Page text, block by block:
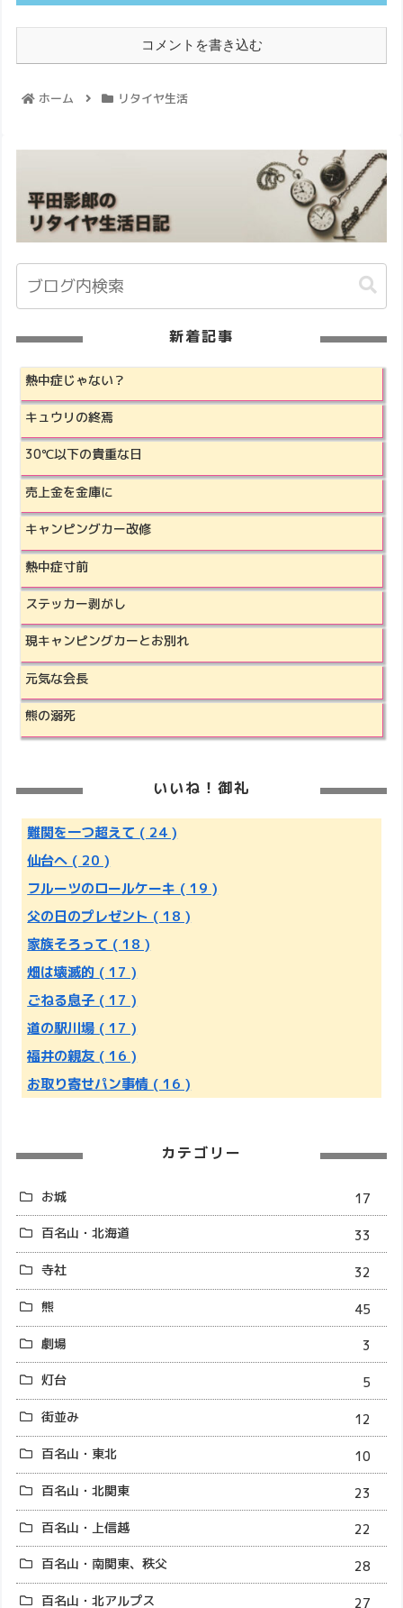
コメントを書き込む
ホーム リタイヤ生活
新着記事
熱中症じゃない？
キュウリの終焉
30℃以下の貴重な日
売上金を金庫に
キャンピングカー改修
熱中症寸前
ステッカー剥がし
現キャンピングカーとお別れ
元気な会長
熊の溺死
いいね！御礼
難関を一つ超えて ( 24 )
仙台へ ( 20 )
フルーツのロールケーキ ( 19 )
父の日のプレゼント ( 18 )
家族そろって ( 18 )
畑は壊滅的 ( 17 )
ごねる息子 ( 17 )
道の駅川場 ( 17 )
福井の親友 ( 16 )
お取り寄せパン事情 ( 16 )
カテゴリー
お城
17
百名山・北海道
33
寺社
32
熊
45
劇場
3
灯台
5
街並み
12
百名山・東北
10
百名山・北関東
23
百名山・上信越
22
百名山・南関東、秩父
28
百名山・北アルプス
27